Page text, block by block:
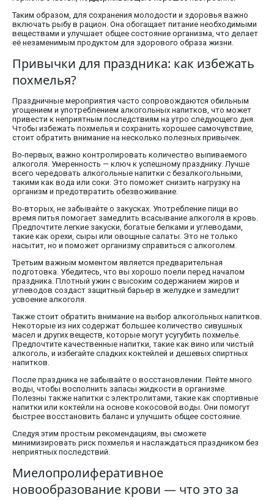
Таким образом, для сохранения молодости и здоровья важно
включать рыбу в рацион. Она обогащает питание необходимыми
веществами и улучшает общее состояние организма, что делает
её незаменимым продуктом для здорового образа жизни.
Привычки для праздника: как избежать
похмелья?
Праздничные мероприятия часто сопровождаются обильным
угощением и употреблением алкогольных напитков, что может
привести к неприятным последствиям на утро следующего дня.
Чтобы избежать похмелья и сохранить хорошее самочувствие,
стоит обратить внимание на несколько полезных привычек.
Во-первых, важно контролировать количество выпиваемого
алкоголя. Умеренность — ключ к успешному празднику. Лучше
всего чередовать алкогольные напитки с безалкогольными,
такими как вода или соки. Это поможет снизить нагрузку на
организм и предотвратить обезвоживание.
Во-вторых, не забывайте о закусках. Употребление пищи во
время питья помогает замедлить всасывание алкоголя в кровь.
Предпочтите легкие закуски, богатые белками и углеводами,
такие как орехи, сыры или овощные салаты. Это не только
насытит, но и поможет организму справиться с алкоголем.
Третьим важным моментом является предварительная
подготовка. Убедитесь, что вы хорошо поели перед началом
праздника. Плотный ужин с высоким содержанием жиров и
углеводов создаст защитный барьер в желудке и замедлит
усвоение алкоголя.
Также стоит обратить внимание на выбор алкогольных напитков.
Некоторые из них содержат большее количество сивушных
масел и других веществ, которые могут усугубить похмелье.
Предпочтите качественные напитки, такие как вино или чистый
алкоголь, и избегайте сладких коктейлей и дешевых спиртных
напитков.
После праздника не забывайте о восстановлении. Пейте много
воды, чтобы восполнить запасы жидкости в организме.
Полезны также напитки с электролитами, такие как спортивные
напитки или коктейли на основе кокосовой воды. Они помогут
быстрее восстановить баланс и улучшить общее состояние.
Следуя этим простым рекомендациям, вы сможете
минимизировать риск похмелья и наслаждаться праздником без
неприятных последствий.
Миелопролиферативное
новообразование крови — что это за